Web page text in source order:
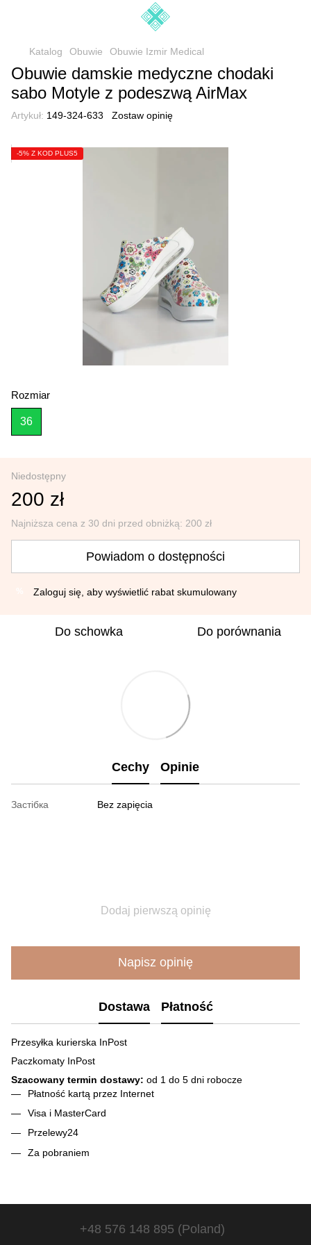
Katalog Obuwie Obuwie Izmir Medical
Obuwie damskie medyczne chodaki
sabo Motyle z podeszwą AirMax
Artykuł: 149-324-633 Zostaw opinię
-5% Z KOD PLUS5
Rozmiar
36
Niedostępny
200 zł
Najniższa cena z 30 dni przed obniżką: 200 zł
Powiadom o dostępności
Zaloguj się , aby wyświetlić rabat skumulowany
Do schowka Do porównania
Cechy Opinie
Застібка Bez zapięcia
Dodaj pierwszą opinię
Napisz opinię
Dostawa Płatność
Przesyłka kurierska InPost
Paczkomaty InPost
Szacowany termin dostawy: od 1 do 5 dni robocze
Płatność kartą przez Internet
Visa і MasterCard
Przelewy24
Za pobraniem
+48 576 148 895 (Poland)